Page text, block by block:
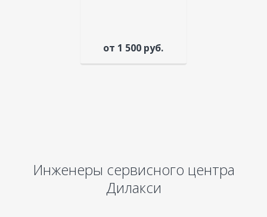
от 1 500 руб.
Инженеры сервисного центра
Дилакси